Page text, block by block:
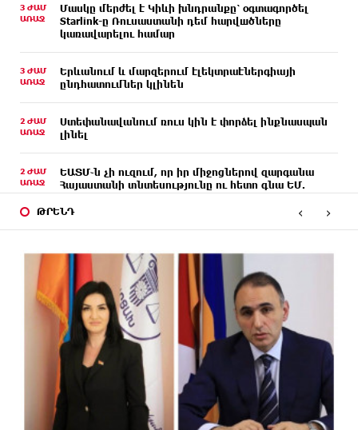
3 ԺԱՄ
ԱՌԱՋ
Մասկը մերժել է Կիևի խնդրանքը՝ օգտագործել
Starlink-ը Ռուսաստանի դեմ հարվшծները
կառավարելու համար
3 ԺԱՄ
ԱՌԱՋ
Երևանում և մարզերում էլեկտրաէներգիայի
ընդհատումներ կլինեն
2 ԺԱՄ
ԱՌԱՋ
Ստեփանավանում ռուս կին է փորձել ինքնասպան
լինել
2 ԺԱՄ
ԱՌԱՋ
ԵԱՏՄ֊ն չի ուզում, որ իր միջոցներով զարգանա
Հայաստանի տնտեսությունը ու հետո գնա ԵՄ.
Սպիտակ տան պարահանդեսային դահլիճի
նախագիծը
Կաթողիկոսի նկատմամբ իրականացվող
բռնադատավարությունը միահեծան իշխանության
հետևանք է. Հանրային Դաշինք
Մեր երկրում իշխանության և ընդդիմության
անվերջանալի պայքարում տուժում է միայն ու
միայն ՀՀ քաղաքացին. Աննա Կոստանյան
ԹՐԵՆԴ ‹ ›